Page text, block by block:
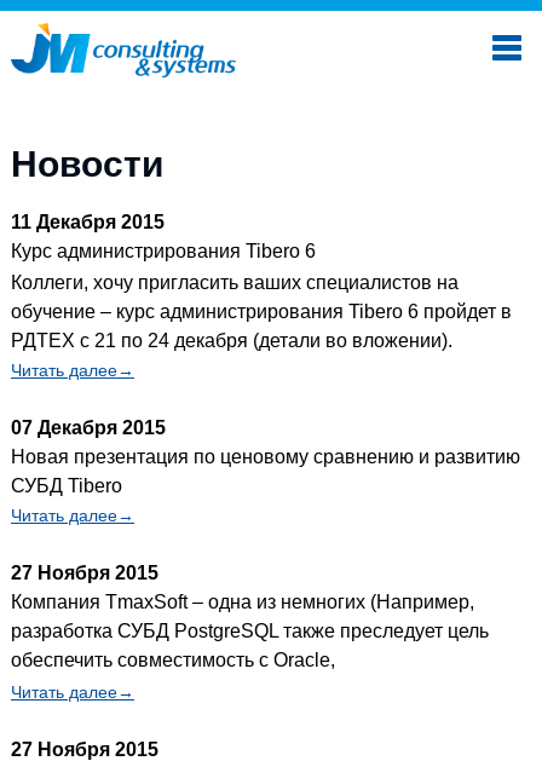
Новости
11 Декабря 2015
Курс администрирования Tibero 6
Коллеги, хочу пригласить ваших специалистов на
обучение – курс администрирования Tibero 6 пройдет в
РДТЕХ с 21 по 24 декабря (детали во вложении).
Читать далее→
07 Декабря 2015
Новая презентация по ценовому сравнению и развитию
СУБД Tibero
Читать далее→
27 Ноября 2015
Компания TmaxSoft – одна из немногих (Например,
разработка СУБД PostgreSQL также преследует цель
обеспечить совместимость с Oracle,
Читать далее→
27 Ноября 2015